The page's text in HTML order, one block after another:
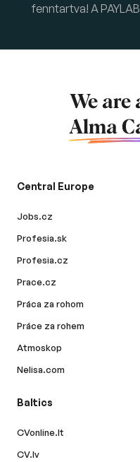
fenntartva! A
We are
Alma
Central Europe
Jobs.cz
Profesia.sk
Profesia.cz
Prace.cz
Práca za rohom
Práce za rohem
Atmoskop
Nelisa.com
Baltics
CVonline.lt
CV.lv